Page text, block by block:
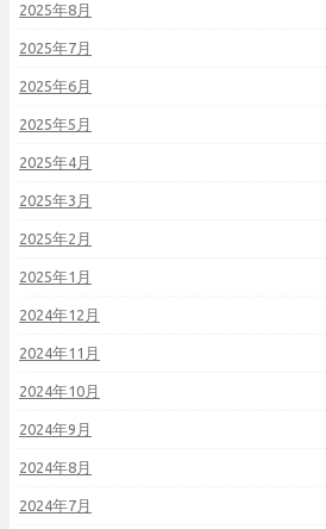
2025年8月
2025年7月
2025年6月
2025年5月
2025年4月
2025年3月
2025年2月
2025年1月
2024年12月
2024年11月
2024年10月
2024年9月
2024年8月
2024年7月